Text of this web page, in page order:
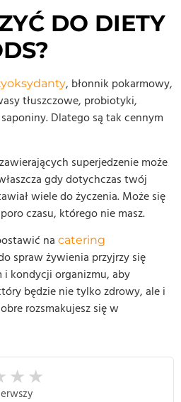
DO DIETY
, błonnik pokarmowy,
tłuszczowe, probiotyki,
Dlatego są tak cennym
superjedzenie może
gdy dotychczas twój
wiele do życzenia. Może się
czasu, którego nie masz.
na catering
spraw żywienia przyjrzy się
kondycji organizmu, aby
będzie nie tylko zdrowy, ale i
rozsmakujesz się w
★ ★